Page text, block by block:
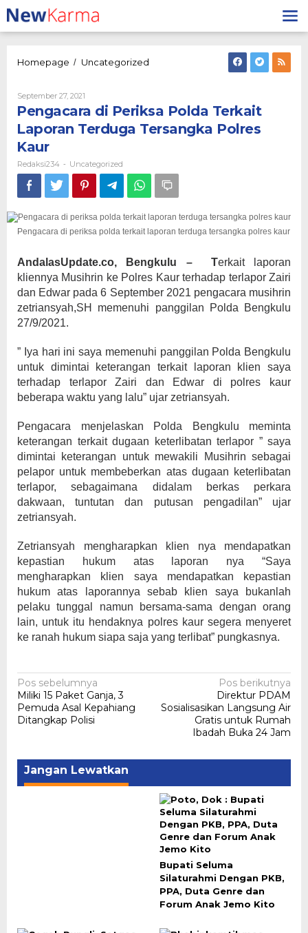
Lewati
ke
konten
Homepage / Uncategorized
Terkait
Terduga
Kaur
September 27, 2021
Redaksi234
Pengacara di Periksa Polda Terkait
Laporan Terduga Tersangka Polres
Kaur
Redaksi234 - Uncategorized
Pengacara di periksa polda terkait laporan terduga tersangka polres kaur
AndalasUpdate.co, Bengkulu – Terkait laporan
kliennya Musihrin ke Polres Kaur terhadap terlapor Zairi
dan Edwar pada 6 September 2021 pengacara musihrin
zetriansyah,SH memenuhi panggilan Polda Bengkulu
27/9/2021.
” Iya hari ini saya memenuhi panggilan Polda Bengkulu
untuk dimintai keterangan terkait laporan klien saya
terhadap terlapor Zairi dan Edwar di polres kaur
beberapa waktu yang lalu” ujar zetriansyah.
Pengacara menjelaskan Polda Bengkulu meminta
keterangan terkait dugaan keterlibatan terlapor ” saya
dimintai keterangan untuk mewakili Musihrin sebagai
pelapor untuk membeberkan atas dugaan keterlibatan
terlapor, sebagaimana didalam berkas perkara
dakwaan, tuntutan dan putusan pengadilan” ujar
zetriansyah.
Zetriansyah mengharapkan klien nya mendapatkan
kepastian hukum atas laporan nya “Saya
mengharapkan klien saya mendapatkan kepastian
hukum atas laporannya sebab klien saya bukanlah
pelaku tunggal namun bersama-sama dengan orang
lain, untuk itu hendaknya polres kaur segera menyeret
ke ranah hukum siapa saja yang terlibat” pungkasnya.
Navigasi
pos
Pos sebelumnya
Miliki 15 Paket Ganja, 3
Pemuda Asal Kepahiang
Ditangkap Polisi
Pos berikutnya
Direktur PDAM
Sosialisasikan Langsung Air
Gratis untuk Rumah
Ibadah Buka 24 Jam
Jangan Lewatkan
Bupati Seluma
Silaturahmi Dengan PKB,
PPA, Duta Genre dan
Forum Anak Jemo Kito